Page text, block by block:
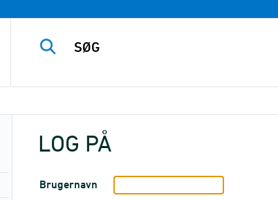
LOG PÅ
Brugernavn